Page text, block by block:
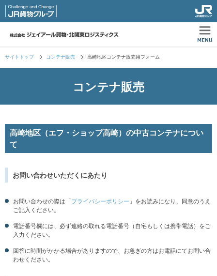
サイトトップ コンテナ販売 高崎地区コンテナ販売用フォーム
コンテナ販売
高崎地区（エフ・ショップ高崎）の中古コンテナについ
て
お問い合わせいただくにあたり
お問い合わせの際は「 プライバシーポリシー 」をお読みになり、同意のうえ
ご記入ください。
電話番号欄には、必ず連絡の取れる電話番号（自宅もしくは携帯電話）をご
入力ください。
回答に時間がかかる場合がありますので、お急ぎの方はお電話にてお問い合
わせください。